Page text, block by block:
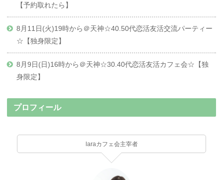
【予約取れたら】
8月11日(火)19時から＠天神☆40.50代恋活友活交流パーティー
☆【独身限定】
8月9日(日)16時から＠天神☆30.40代恋活友活カフェ会☆【独
身限定】
プロフィール
laraカフェ会主宰者